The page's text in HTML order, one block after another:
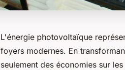
L'énergie photovoltaïque
foyers modernes. En
seulement des économies sur